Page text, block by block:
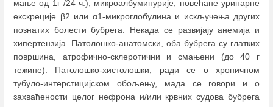
мање од 1г /24 ч.), микроалбуминурије, повећане уринарне
екскреције β2 или α1-микроглобулина и искључења других
познатих болести бубрега. Некада се развијају анемија и
хипертензија. Патолошко-анатомски, оба бубрега су глатких
површина, атрофично-склеротични и смањени (до 40 г
тежине). Патолошко-хистолошки, ради се о хроничном
тубуло-интерстицијском обољењу, мада се говори и о
захваћености целог нефрона и/или крвних судова бубрега